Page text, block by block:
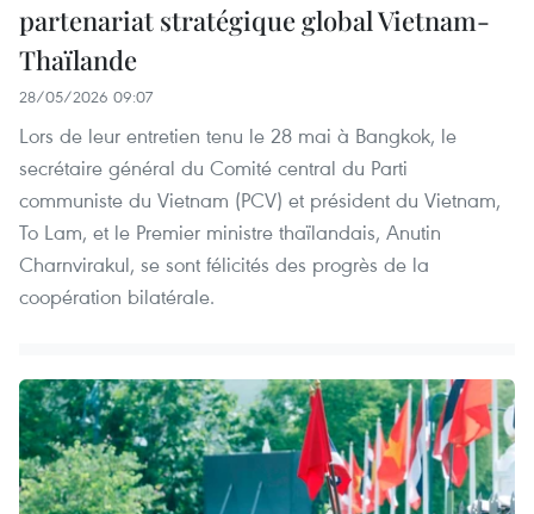
partenariat stratégique global Vietnam-
Thaïlande
28/05/2026 09:07
Lors de leur entretien tenu le 28 mai à Bangkok, le
secrétaire général du Comité central du Parti
communiste du Vietnam (PCV) et président du Vietnam,
To Lam, et le Premier ministre thaïlandais, Anutin
Charnvirakul, se sont félicités des progrès de la
coopération bilatérale.